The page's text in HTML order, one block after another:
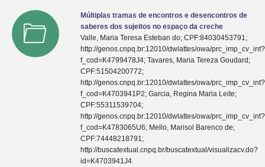
Múltiplas tramas de encontros e desencontros de
saberes dos sujeitos no espaço da creche
Valle, Maria Teresa Esteban do; CPF:84030453791;
http://genos.cnpq.br:12010/dwlattes/owa/prc_imp_cv_int?
f_cod=K4799478J4; Tavares, Maria Tereza Goudard;
CPF:51504200772;
http://genos.cnpq.br:12010/dwlattes/owa/prc_imp_cv_int?
f_cod=K4703941P2; Garcia, Regina Maria Leite;
CPF:55311539704;
http://genos.cnpq.br:12010/dwlattes/owa/prc_imp_cv_int?
f_cod=K4783065U6; Mello, Marisol Barenco de;
CPF:74448218791;
http://buscatextual.cnpq.br/buscatextual/visualizacv.do?
id=K4703941J4